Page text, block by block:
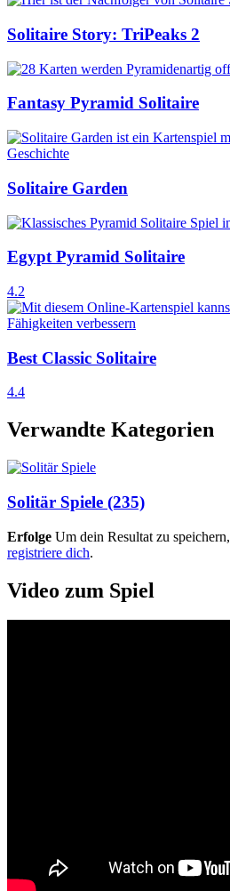
Solitaire Story: TriPeaks 2
Fantasy Pyramid Solitaire
Solitaire Garden
Egypt Pyramid Solitaire
4.2
Best Classic Solitaire
4.4
Verwandte Kategorien
Solitär Spiele (235)
Erfolge Um dein Resultat zu speichern,
registriere dich.
Video zum Spiel